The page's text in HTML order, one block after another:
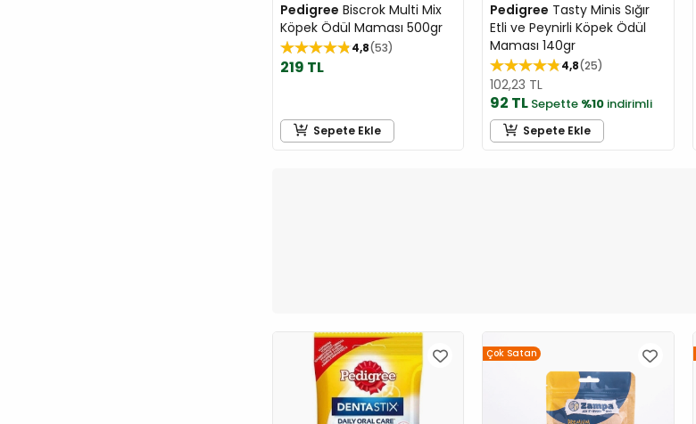
Pedigree Biscrok Multi Mix
Köpek Ödül Maması 500gr
4,8 53
219 TL
Sepete Ekle
Pedigree Tasty Minis Sığır
Etli ve Peynirli Köpek Ödül
Maması 140gr
4,8 25
102,23 TL
92 TL Sepette %10 indirimli
Sepete Ekle
Çok Satan